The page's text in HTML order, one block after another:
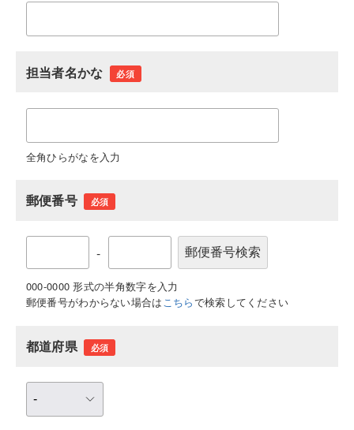
担当者名かな 必須
全角ひらがなを入力
郵便番号 必須
-
000-0000 形式の半角数字を入力
郵便番号がわからない場合はこちらで検索してください
都道府県 必須